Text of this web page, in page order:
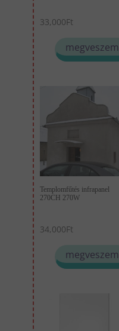
33,000Ft
megveszem
Templomfűtés infrapanel
270CH 270W
34,000Ft
megveszem